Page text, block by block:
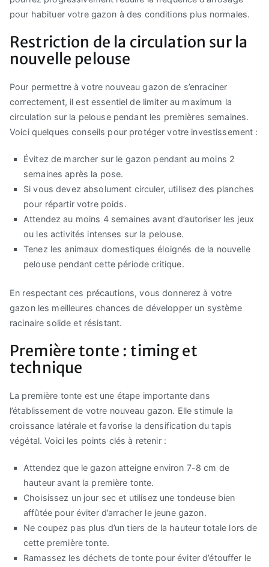
pour habituer votre gazon à des conditions plus normales.
Restriction de la circulation sur la
nouvelle pelouse
Pour permettre à votre nouveau gazon de s’enraciner
correctement, il est essentiel de limiter au maximum la
circulation sur la pelouse pendant les premières semaines.
Voici quelques conseils pour protéger votre investissement :
Évitez de marcher sur le gazon pendant au moins 2
semaines après la pose.
Si vous devez absolument circuler, utilisez des planches
pour répartir votre poids.
Attendez au moins 4 semaines avant d’autoriser les jeux
ou les activités intenses sur la pelouse.
Tenez les animaux domestiques éloignés de la nouvelle
pelouse pendant cette période critique.
En respectant ces précautions, vous donnerez à votre
gazon les meilleures chances de développer un système
racinaire solide et résistant.
Première tonte : timing et
technique
La première tonte est une étape importante dans
l’établissement de votre nouveau gazon. Elle stimule la
croissance latérale et favorise la densification du tapis
végétal. Voici les points clés à retenir :
Attendez que le gazon atteigne environ 7-8 cm de
hauteur avant la première tonte.
Choisissez un jour sec et utilisez une tondeuse bien
affûtée pour éviter d’arracher le jeune gazon.
Ne coupez pas plus d’un tiers de la hauteur totale lors de
cette première tonte.
Ramassez les déchets de tonte pour éviter d’étouffer le